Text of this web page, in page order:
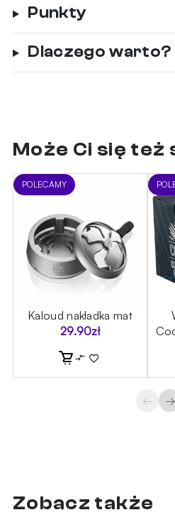
Punkty
Dlaczego warto?
Może Ci się też
POLECAMY
Kaloud nakładka mat
29.90zł
← →
Zobacz także